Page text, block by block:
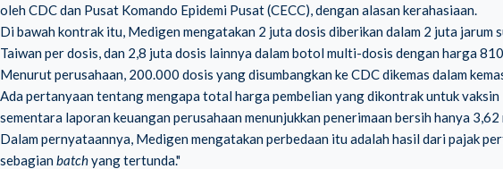
oleh CDC dan Pusat Komando Epidemi Pusat (CECC), dengan alasan kerahasiaan.
Di bawah kontrak itu, Medigen mengatakan 2 juta dosis diberikan dalam 2 juta
Taiwan per dosis, dan 2,8 juta dosis lainnya dalam botol multi-dosis dengan harga
Menurut perusahaan, 200.000 dosis yang disumbangkan ke CDC dikemas dalam
Ada pertanyaan tentang mengapa total harga pembelian yang dikontrak untuk
sementara laporan keuangan perusahaan menunjukkan penerimaan bersih hanya
Dalam pernyataannya, Medigen mengatakan perbedaan itu adalah hasil dari pajak
sebagianbatchyang tertunda."